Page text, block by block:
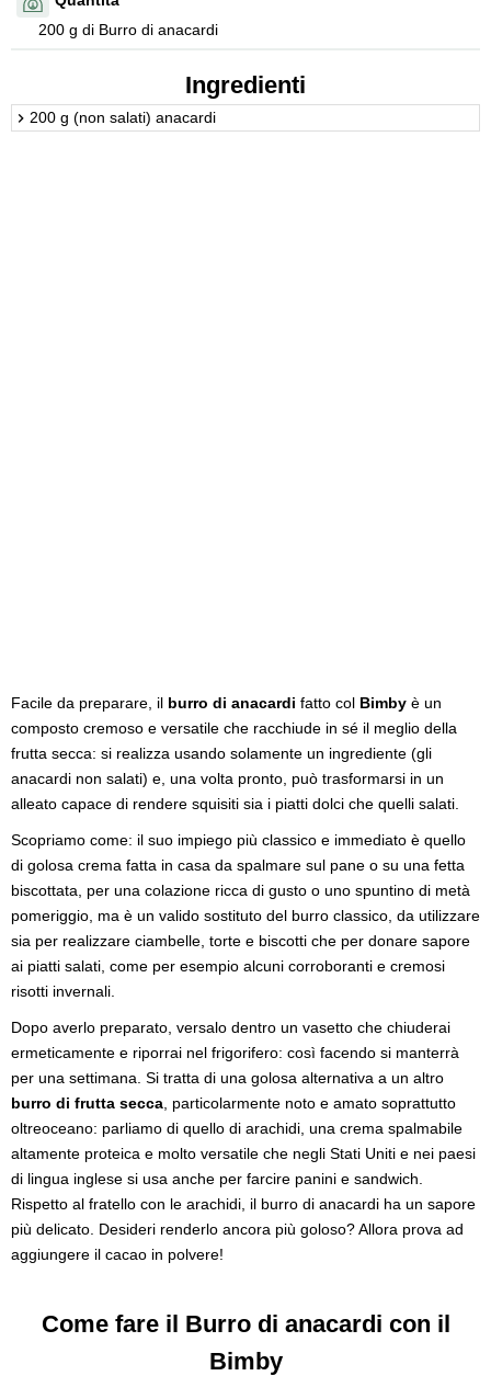
200 g di Burro di anacardi
Ingredienti
200 g (non salati) anacardi
Facile da preparare, il burro di anacardi fatto col Bimby è un
composto cremoso e versatile che racchiude in sé il meglio della
frutta secca: si realizza usando solamente un ingrediente (gli
anacardi non salati) e, una volta pronto, può trasformarsi in un
alleato capace di rendere squisiti sia i piatti dolci che quelli salati.
Scopriamo come: il suo impiego più classico e immediato è quello
di golosa crema fatta in casa da spalmare sul pane o su una fetta
biscottata, per una colazione ricca di gusto o uno spuntino di metà
pomeriggio, ma è un valido sostituto del burro classico, da utilizzare
sia per realizzare ciambelle, torte e biscotti che per donare sapore
ai piatti salati, come per esempio alcuni corroboranti e cremosi
risotti invernali.
Dopo averlo preparato, versalo dentro un vasetto che chiuderai
ermeticamente e riporrai nel frigorifero: così facendo si manterrà
per una settimana. Si tratta di una golosa alternativa a un altro
burro di frutta secca , particolarmente noto e amato soprattutto
oltreoceano: parliamo di quello di arachidi, una crema spalmabile
altamente proteica e molto versatile che negli Stati Uniti e nei paesi
di lingua inglese si usa anche per farcire panini e sandwich.
Rispetto al fratello con le arachidi, il burro di anacardi ha un sapore
più delicato. Desideri renderlo ancora più goloso? Allora prova ad
aggiungere il cacao in polvere!
Come fare il Burro di anacardi con il
Bimby